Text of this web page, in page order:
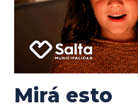
Mirá esto